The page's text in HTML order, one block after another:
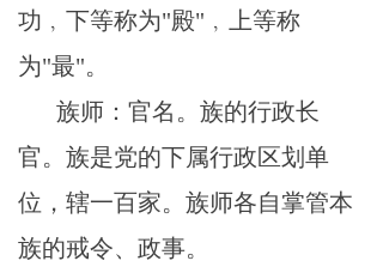
功﹐下等称为"殿"﹐上等称
为"最"。
族师：官名。族的行政长
官。族是党的下属行政区划单
位，辖一百家。族师各自掌管本
族的戒令、政事。